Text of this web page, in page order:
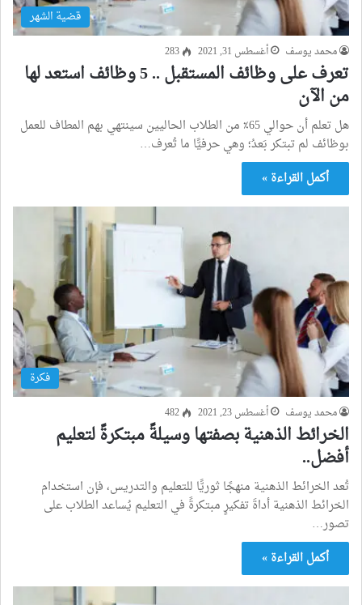
قضية الشهر
محمد يوسف أغسطس 31, 2021 283
تعرف على وظائف المستقبل .. 5 وظائف استعد لها
من الآن
هل تعلم أن حوالي 65٪ من الطلاب الحاليين سينتهي بهم المطاف للعمل
بوظائف لم تبتكر بَعدُ؛ وهي حرفيًّا ما تُعرف…
أكمل القراءة »
فكرة
محمد يوسف أغسطس 23, 2021 482
الخرائط الذهنية بصفتها وسيلةً مبتكرةً لتعليم
أفضل..
تُعد الخرائط الذهنية منهجًا ثوريًّا للتعليم والتدريس، فإن استخدام
الخرائط الذهنية أداةَ تفكيرٍ مبتكرةً في التعليم يُساعد الطلاب على
تصور…
أكمل القراءة »